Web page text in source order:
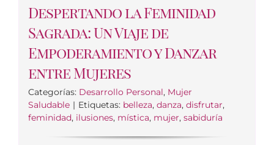
Despertando la Feminidad
Sagrada: Un Viaje de
Empoderamiento y Danzar
entre Mujeres
Categorías: Desarrollo Personal, Mujer
Saludable | Etiquetas: belleza, danza, disfrutar,
feminidad, ilusiones, mística, mujer, sabiduría